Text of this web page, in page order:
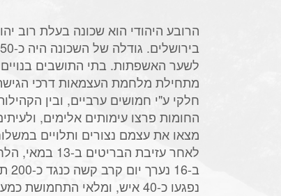
הרובע היהודי הוא שכונה בעלת רוב
לשער האשפתות. בתי התושבים
מתחילת מלחמת העצמאות דרכי
חלקי ע"י חמושים ערביים, ובין
החומות פרצו עימותים אלימים,
מצאו את עצמם נצורים ותלויים
לאחר עזיבת
נפגעו כ-40 איש, ומלאי התחמושת כמעט ואזל.